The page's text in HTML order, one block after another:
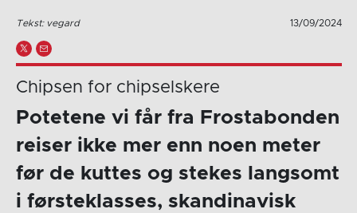
Tekst: vegard 13/09/2024
Chipsen for chipselskere
Potetene vi får fra Frostabonden
reiser ikke mer enn noen meter
før de kuttes og stekes langsomt
i førsteklasses, skandinavisk